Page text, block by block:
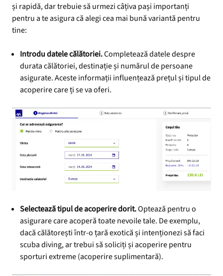
și rapidă, dar trebuie să urmezi câțiva pași importanți
pentru a te asigura că alegi cea mai bună variantă pentru
tine:
Introdu datele călătoriei.Completează datele despre
durata călătoriei, destinație și numărul de persoane
asigurate. Aceste informații influențează prețul și tipul de
acoperire care ți se va oferi.
Selectează tipul de acoperire dorit.Optează pentru o
asigurare care acoperă toate nevoile tale. De exemplu,
dacă călătorești într-o țară exotică și intenționezi să faci
scuba diving, ar trebui să soliciți și acoperire pentru
sporturi extreme (acoperire suplimentară).